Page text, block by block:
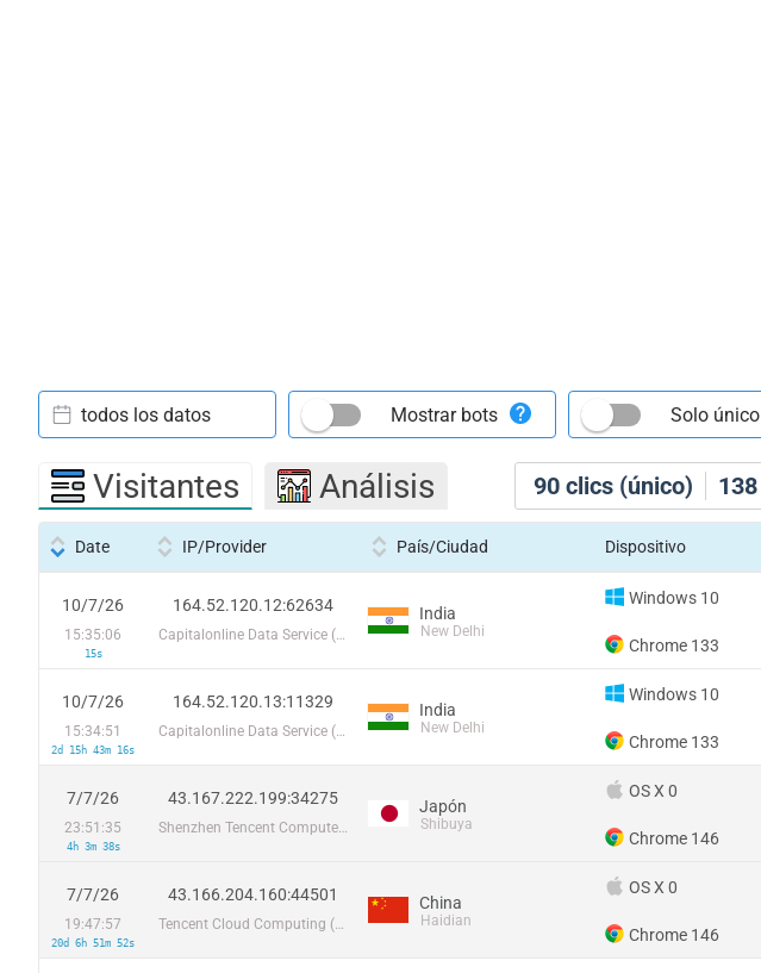
90 clics (único) 138
todos los datos Mostrar bots Solo único
Visitantes Análisis
Date IP/Provider País/Ciudad Dispositivo
10/7/26
15:35:06
15s
164.52.120.12:62634
Capitalonline Data Service (HK) Co
India
New Delhi
Windows 10
Chrome 133
10/7/26
15:34:51
2d 15h 43m 16s
164.52.120.13:11329
Capitalonline Data Service (HK) Co
India
New Delhi
Windows 10
Chrome 133
7/7/26
23:51:35
4h 3m 38s
43.167.222.199:34275
Shenzhen Tencent Computer Systems Company Limited
Japón
Shibuya
OS X 0
Chrome 146
7/7/26
19:47:57
20d 6h 51m 52s
43.166.204.160:44501
Tencent Cloud Computing (Beijing) Co
China
Haidian
OS X 0
Chrome 146